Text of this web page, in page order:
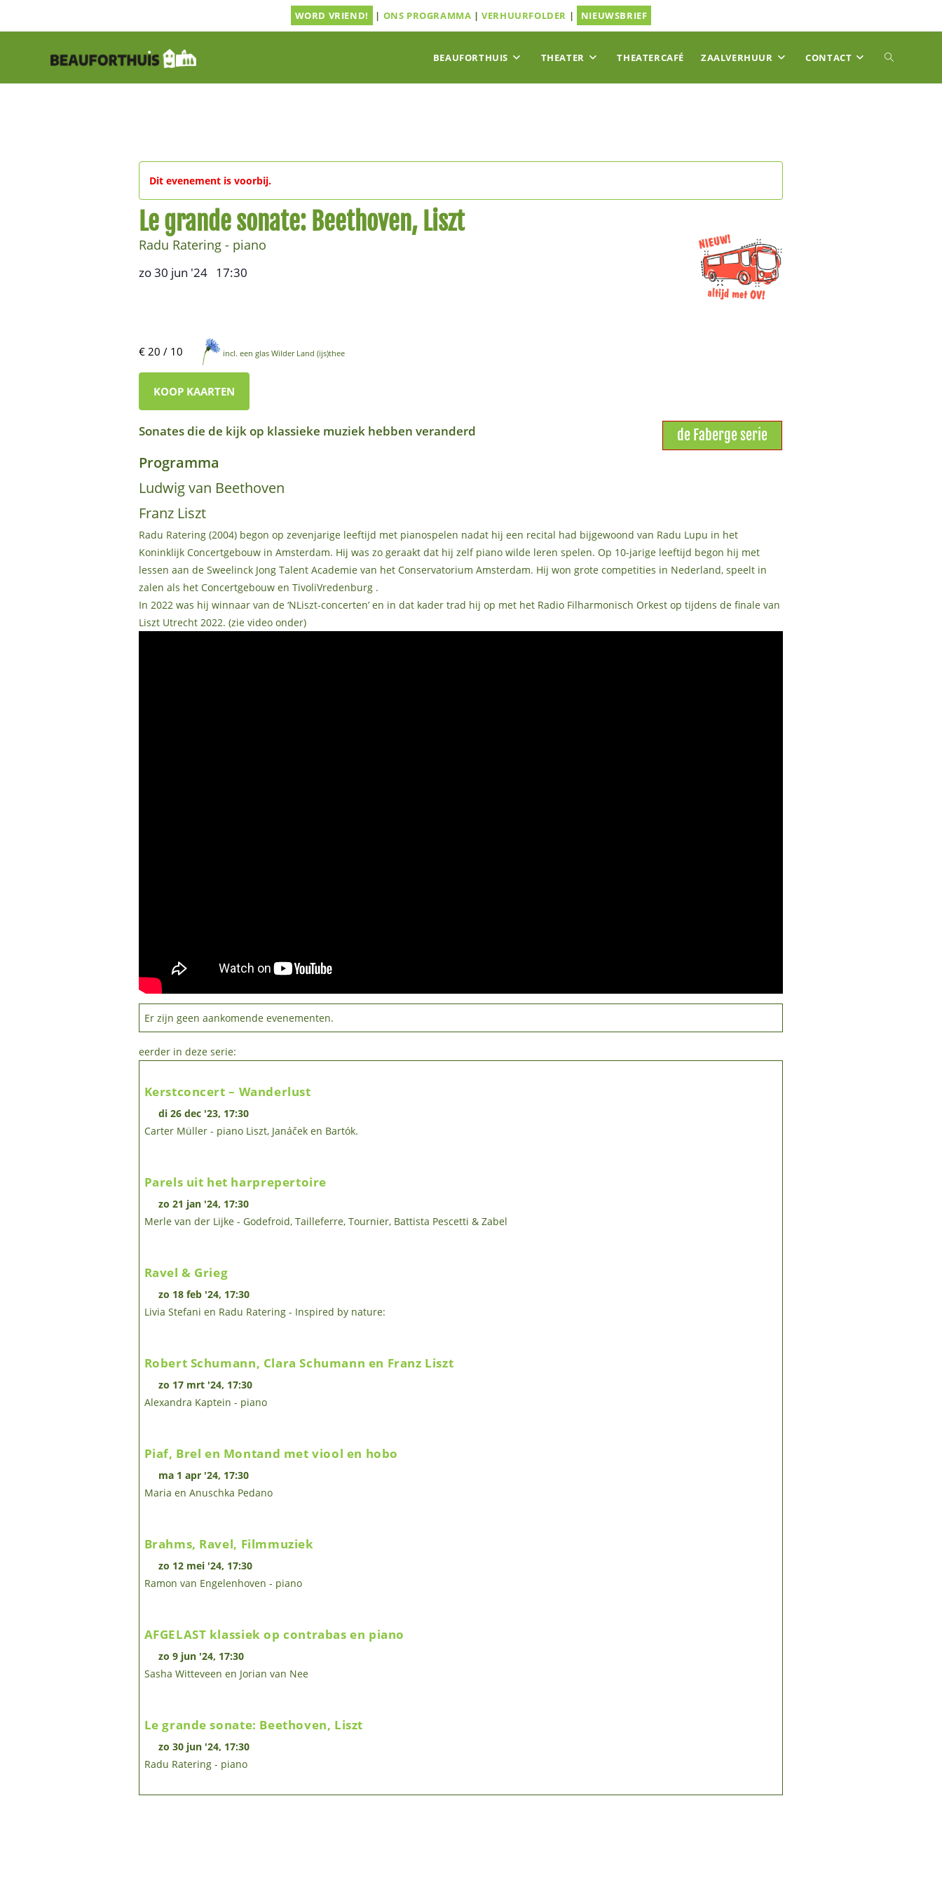
WORD VRIEND! | ONS PROGRAMMA |VERHUURFOLDER | NIEUWSBRIEF
BEAUFORTHUIS THEATER THEATERCAFÉ ZAALVERHUUR CONTACT TOGGLE
Dit evenement is voorbij.
Le grande sonate: Beethoven, Liszt
Radu Ratering - piano
zo 30 jun '24 17:30
€ 20 / 10 incl. een glas Wilder Land (ijs)thee
KOOP KAARTEN
Sonates die de kijk op klassieke muziek hebben veranderd de Faberge serie
Programma
Ludwig van Beethoven
Franz Liszt
Radu Ratering (2004) begon op zevenjarige leeftijd met pianospelen nadat hij een recital had bijgewoond van Radu Lupu in het
Koninklijk Concertgebouw in Amsterdam. Hij was zo geraakt dat hij zelf piano wilde leren spelen. Op 10-jarige leeftijd begon hij met
lessen aan de Sweelinck Jong Talent Academie van het Conservatorium Amsterdam. Hij won grote competities in Nederland, speelt in
zalen als het Concertgebouw en TivoliVredenburg .
In 2022 was hij winnaar van de ‘NLiszt-concerten’ en in dat kader trad hij op met het Radio Filharmonisch Orkest op tijdens de finale van
Liszt Utrecht 2022. (zie video onder)
Er zijn geen aankomende evenementen.
eerder in deze serie:
Kerstconcert – Wanderlust
di 26 dec '23, 17:30
Carter Müller - piano Liszt, Janáček en Bartók.
Parels uit het harprepertoire
zo 21 jan '24, 17:30
Merle van der Lijke - Godefroid, Tailleferre, Tournier, Battista Pescetti & Zabel
Ravel & Grieg
zo 18 feb '24, 17:30
Livia Stefani en Radu Ratering - Inspired by nature:
Robert Schumann, Clara Schumann en Franz Liszt
zo 17 mrt '24, 17:30
Alexandra Kaptein - piano
Piaf, Brel en Montand met viool en hobo
ma 1 apr '24, 17:30
Maria en Anuschka Pedano
Brahms, Ravel, Filmmuziek
zo 12 mei '24, 17:30
Ramon van Engelenhoven - piano
AFGELAST klassiek op contrabas en piano
zo 9 jun '24, 17:30
Sasha Witteveen en Jorian van Nee
Le grande sonate: Beethoven, Liszt
zo 30 jun '24, 17:30
Radu Ratering - piano